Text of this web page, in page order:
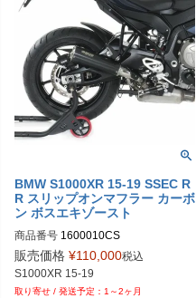
BMW S1000XR 15-19 SSEC R
R スリップオンマフラー カーボ
ン ボスエキゾースト
商品番号 1600010CS
販売価格 ¥110,000税込
1～2ヶ月